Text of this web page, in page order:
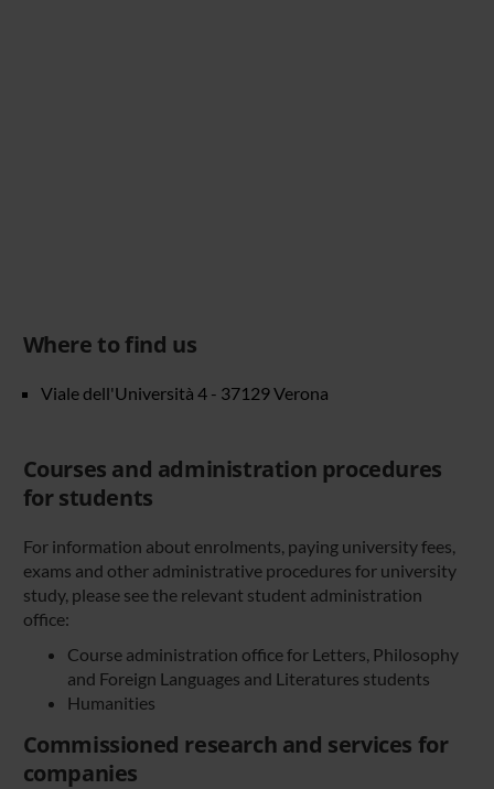
Where to find us
Viale dell'Università 4 - 37129 Verona
Courses and administration procedures
for students
For information about enrolments, paying university fees,
exams and other administrative procedures for university
study, please see the relevant student administration
office:
Course administration office for Letters, Philosophy
and Foreign Languages and Literatures students
Humanities
Commissioned research and services for
companies